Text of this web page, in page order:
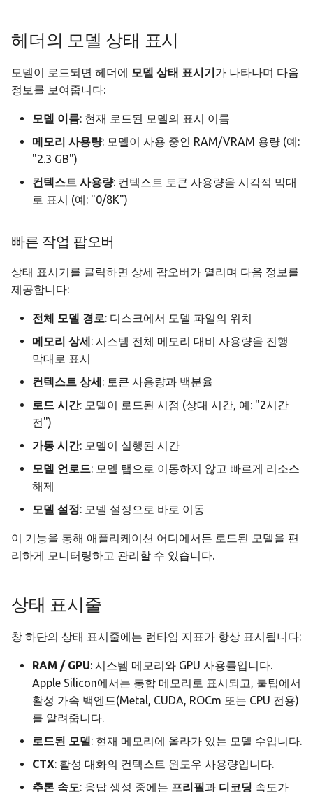
헤더의 모델 상태 표시
모델이 로드되면 헤더에 모델 상태 표시기가 나타나며 다음
정보를 보여줍니다:
모델 이름: 현재 로드된 모델의 표시 이름
메모리 사용량: 모델이 사용 중인 RAM/VRAM 용량 (예:
"2.3 GB")
컨텍스트 사용량: 컨텍스트 토큰 사용량을 시각적 막대
로 표시 (예: "0/8K")
빠른 작업 팝오버
상태 표시기를 클릭하면 상세 팝오버가 열리며 다음 정보를
제공합니다:
전체 모델 경로: 디스크에서 모델 파일의 위치
메모리 상세: 시스템 전체 메모리 대비 사용량을 진행
막대로 표시
컨텍스트 상세: 토큰 사용량과 백분율
로드 시간: 모델이 로드된 시점 (상대 시간, 예: "2시간
전")
가동 시간: 모델이 실행된 시간
모델 언로드: 모델 탭으로 이동하지 않고 빠르게 리소스
해제
모델 설정: 모델 설정으로 바로 이동
이 기능을 통해 애플리케이션 어디에서든 로드된 모델을 편
리하게 모니터링하고 관리할 수 있습니다.
상태 표시줄
창 하단의 상태 표시줄에는 런타임 지표가 항상 표시됩니다:
RAM / GPU: 시스템 메모리와 GPU 사용률입니다.
Apple Silicon에서는 통합 메모리로 표시되고, 툴팁에서
활성 가속 백엔드(Metal, CUDA, ROCm 또는 CPU 전용)
를 알려줍니다.
로드된 모델: 현재 메모리에 올라가 있는 모델 수입니다.
CTX: 활성 대화의 컨텍스트 윈도우 사용량입니다.
추론 속도: 응답 생성 중에는 프리필과 디코딩 속도가